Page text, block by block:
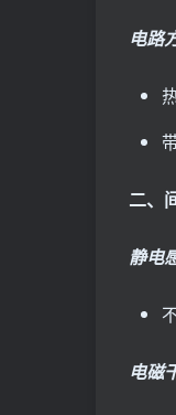
电路
二、
静电
电磁